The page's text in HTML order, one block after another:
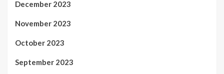
December 2023
November 2023
October 2023
September 2023